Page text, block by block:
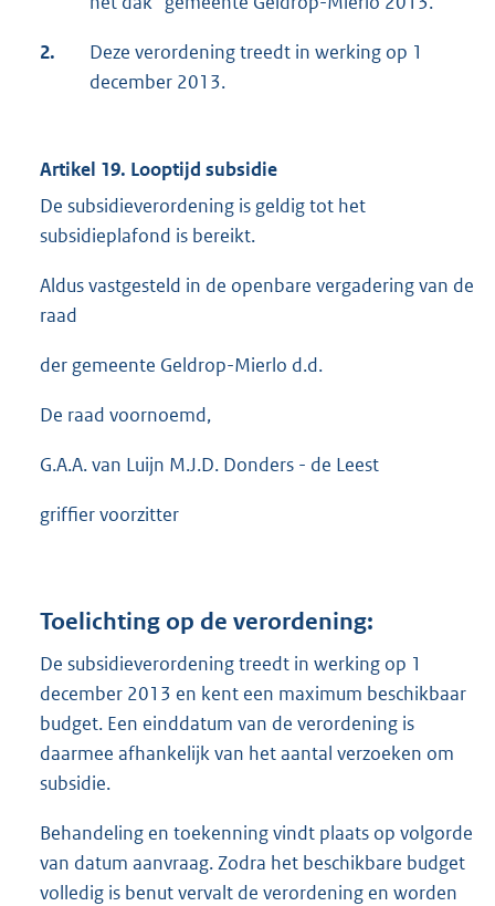
2.
Deze verordening treedt in werking op 1
december 2013.
Artikel 19. Looptijd subsidie
De subsidieverordening is geldig tot het
subsidieplafond is bereikt.
Aldus vastgesteld in de openbare vergadering van de
raad
der gemeente Geldrop-Mierlo d.d.
De raad voornoemd,
G.A.A. van Luijn M.J.D. Donders - de Leest
griffier voorzitter
Toelichting op de verordening:
De subsidieverordening treedt in werking op 1
december 2013 en kent een maximum beschikbaar
budget. Een einddatum van de verordening is
daarmee afhankelijk van het aantal verzoeken om
subsidie.
Behandeling en toekenning vindt plaats op volgorde
van datum aanvraag. Zodra het beschikbare budget
volledig is benut vervalt de verordening en worden